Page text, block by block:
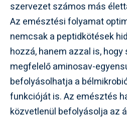
szervezet számos más
Az emésztési folyamat
nemcsak a peptidkötések
hozzá, hanem azzal is,
megfelelő aminosav-
befolyásolhatja a
funkcióját is. Az emésztés
közvetlenül befolyásolja az